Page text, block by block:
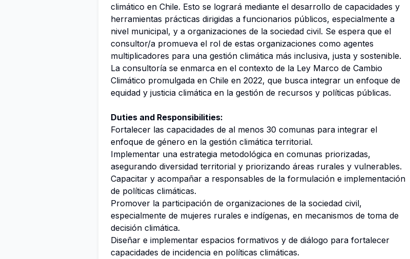
climático en Chile. Esto se logrará mediante el desarrollo de capacidades y
herramientas prácticas dirigidas a funcionarios públicos, especialmente a
nivel municipal, y a organizaciones de la sociedad civil. Se espera que el
consultor/a promueva el rol de estas organizaciones como agentes
multiplicadores para una gestión climática más inclusiva, justa y sostenible.
La consultoría se enmarca en el contexto de la Ley Marco de Cambio
Climático promulgada en Chile en 2022, que busca integrar un enfoque de
equidad y justicia climática en la gestión de recursos y políticas públicas.
Duties and Responsibilities:
Fortalecer las capacidades de al menos 30 comunas para integrar el
enfoque de género en la gestión climática territorial.
Implementar una estrategia metodológica en comunas priorizadas,
asegurando diversidad territorial y priorizando áreas rurales y vulnerables.
Capacitar y acompañar a responsables de la formulación e implementación
de políticas climáticas.
Promover la participación de organizaciones de la sociedad civil,
especialmente de mujeres rurales e indígenas, en mecanismos de toma de
decisión climática.
Diseñar e implementar espacios formativos y de diálogo para fortalecer
capacidades de incidencia en políticas climáticas.